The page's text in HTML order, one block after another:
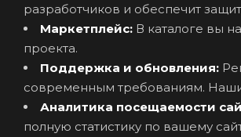
разработчиков и обеспечит
Маркетплейс: В каталоге вы
проекта.
Поддержка и обновления:
современным требованиям.
Аналитика посещаемости
полную статистику по вашему